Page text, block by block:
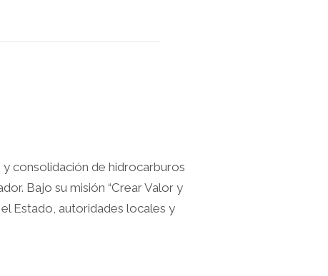
consolidación de hidrocarburos
Bajo su misión “Crear Valor y
Estado, autoridades locales y